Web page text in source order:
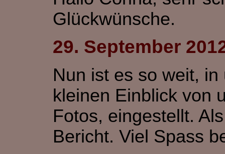
Glückwünsche.
29. September
Nun ist es so weit,
kleinen Einblick von
Fotos, eingestellt.
Bericht. Viel Spass